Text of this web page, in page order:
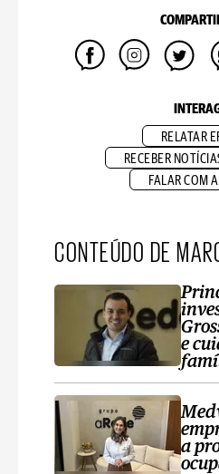
RELATAR
RECEBER
FALAR COM
CONTEÚDO DE
e
a